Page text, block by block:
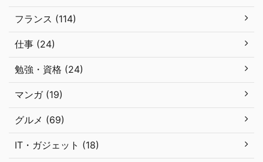
フランス (114)
仕事 (24)
勉強・資格 (24)
マンガ (19)
グルメ (69)
IT・ガジェット (18)